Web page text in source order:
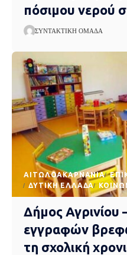
πόσιμου νερού
ΣΥΝΤΑΚΤΙΚΉ ΟΜΆΔΑ
AΙΤΩΛΟΑΚΑΡΝΑΝΊΑ
ΔΥΤΙΚΉ ΕΛΛΆΔΑ
Δήμος Αγρινίου
εγγραφών
τη σχολική